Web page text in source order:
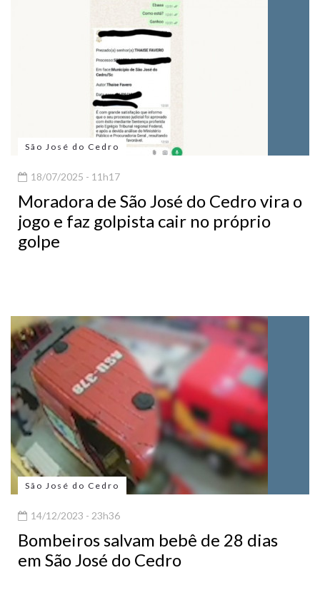
São José do Cedro
18/07/2025 - 11h17
Moradora de São José do Cedro vira o
jogo e faz golpista cair no próprio
golpe
São José do Cedro
14/12/2023 - 23h36
Bombeiros salvam bebê de 28 dias
em São José do Cedro